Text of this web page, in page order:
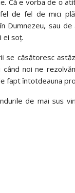
de fel de mici
Dumnezeu, sau
ei soț.
se căsătoresc
noi ne
fapt întotdeauna
de mai sus